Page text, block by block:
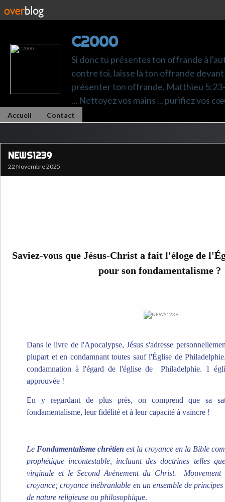
C2000
Si donc tu présentes ton offrande à
contre toi, laisse là ton offrande
présenter ton offrande. Matthieu 5:23-
... Nettoyez vos mains ... purifiez vos
Accueil Contact
NEWS1239
22 Novembre 2025
Saviez-vous que Jésus-Christ a fait l'éloge de
pour son fondamentalisme ?
Dans le livre de l'Apocalypse, Jésus s'adresse
plupart et en condamnant toutes sauf l'Église de
condamnation à l'égard de l'église de Philadelphie. 1
approuvée !
En y regardant de plus près, on comprend que sa
fondamentalisme, leur fidélité et à leur capacité à vaincre !
Le Fondamentalisme chrétien est la croyance en la Bible
prophétique incontestable, incluant des doctrines telles
virginale et le Second Avènement du Christ.
croyance; croyance inébranlable en un ensemble de
de nature religieuse ou philosophique.